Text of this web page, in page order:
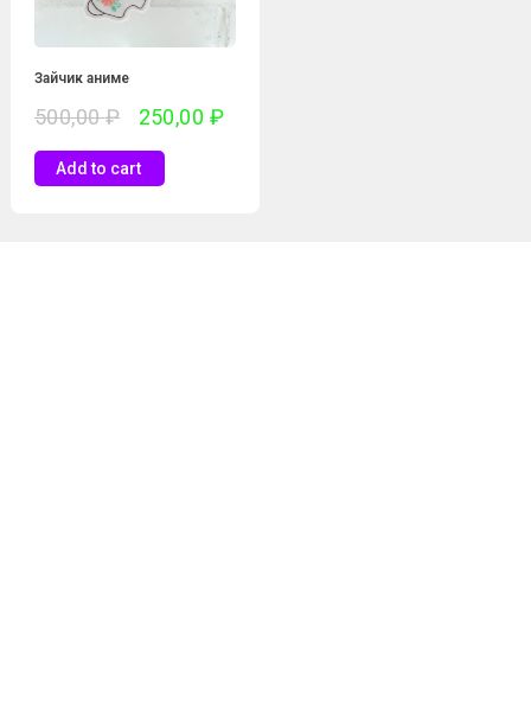
Зайчик аниме
500,00₽ 250,00 ₽
Add to cart